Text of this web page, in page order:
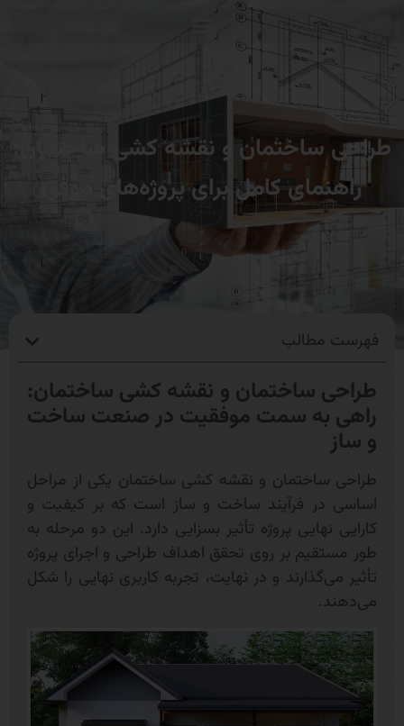
طراحی ساختمان و نقشه کشی ساختمان:
راهنمای کامل برای پروژه‌های موفق
فهرست مطالب
طراحی ساختمان و نقشه کشی ساختمان:
راهی به سمت موفقیت در صنعت ساخت
و ساز
طراحی ساختمان و نقشه کشی ساختمان یکی از مراحل
اساسی در فرآیند ساخت و ساز است که بر کیفیت و
کارایی نهایی پروژه تأثیر بسزایی دارد. این دو مرحله به
طور مستقیم بر روی تحقق اهداف طراحی و اجرای پروژه
تأثیر می‌گذارند و در نهایت، تجربه کاربری نهایی را شکل
می‌دهند.